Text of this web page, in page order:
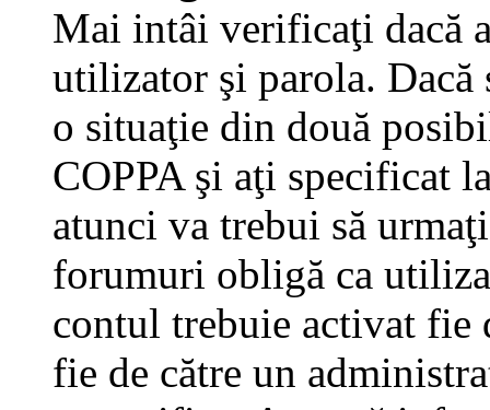
Mai intâi verificaţi dacă
utilizator şi parola. Dacă
o situaţie din două
COPPA şi aţi specificat
atunci va trebui să
forumuri obligă ca
contul trebuie activat fie
fie de către un